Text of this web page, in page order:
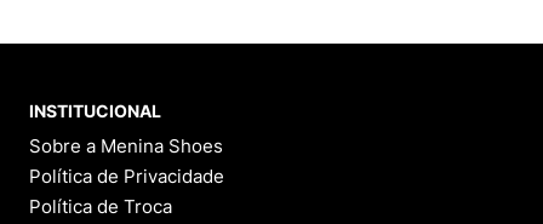
INSTITUCIONAL
Sobre a Menina Shoes
Política de Privacidade
Política de Troca